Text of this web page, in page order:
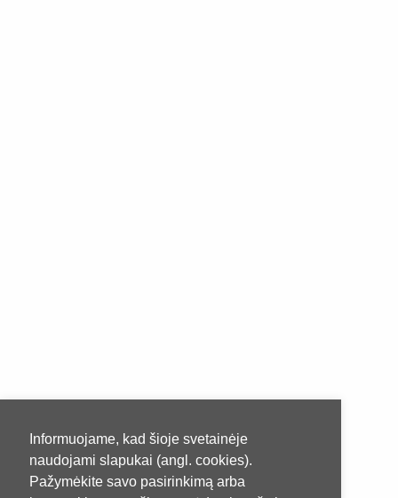
Informuojame, kad šioje svetainėje
naudojami slapukai (angl. cookies).
Pažymėkite savo pasirinkimą arba